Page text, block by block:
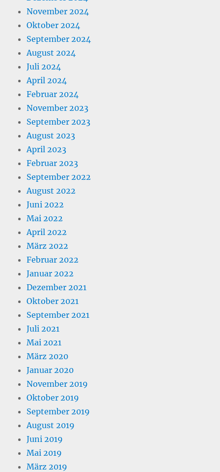
November 2024
Oktober 2024
September 2024
August 2024
Juli 2024
April 2024
Februar 2024
November 2023
September 2023
August 2023
April 2023
Februar 2023
September 2022
August 2022
Juni 2022
Mai 2022
April 2022
März 2022
Februar 2022
Januar 2022
Dezember 2021
Oktober 2021
September 2021
Juli 2021
Mai 2021
März 2020
Januar 2020
November 2019
Oktober 2019
September 2019
August 2019
Juni 2019
Mai 2019
März 2019